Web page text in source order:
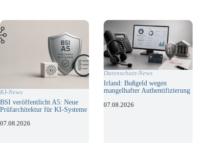
KI-News
BSI veröffentlicht A5: Neue
Prüfarchitektur für KI-Systeme
07.08.2026
Datenschutz-News
Irland: Bußgeld wegen
mangelhafter Authentifizierung
07.08.2026